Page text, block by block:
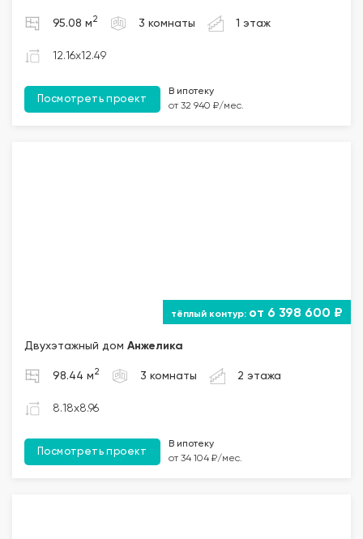
95.08 м 2 3 комнаты 1 этаж
12.16x12.49
Посмотреть проект
В ипотеку
от 32 940 ₽/мес.
от 6 398 600 ₽
Двухэтажный дом Анжелика
98.44 м 2 3 комнаты 2 этажа
8.18x8.96
Посмотреть проект
В ипотеку
от 34 104 ₽/мес.